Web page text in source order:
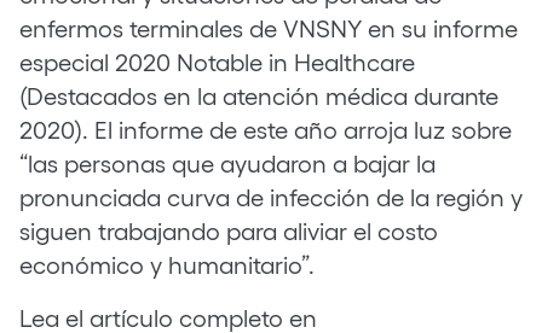
enfermos terminales de VNSNY en su informe
especial 2020 Notable in Healthcare
(Destacados en la atención médica durante
2020). El informe de este año arroja luz sobre
“las personas que ayudaron a bajar la
pronunciada curva de infección de la región y
siguen trabajando para aliviar el costo
económico y humanitario”.
Lea el artículo completo en